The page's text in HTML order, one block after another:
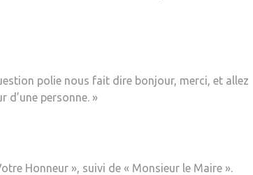
polie nous fait dire bonjour, merci, et allez
d’une personne. »
Honneur », suivi de « Monsieur le Maire ».